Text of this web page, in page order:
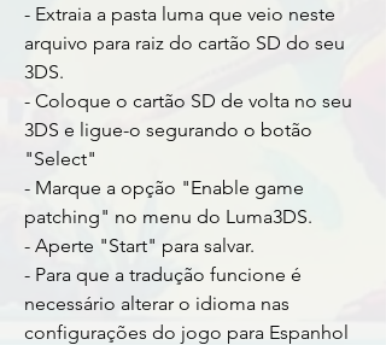
- Extraia a pasta luma que veio neste
arquivo para raiz do cartão SD do seu
3DS.
- Coloque o cartão SD de volta no seu
3DS e ligue-o segurando o botão
"Select"
- Marque a opção "Enable game
patching" no menu do Luma3DS.
- Aperte "Start" para salvar.
- Para que a tradução funcione é
necessário alterar o idioma nas
configurações do jogo para Espanhol